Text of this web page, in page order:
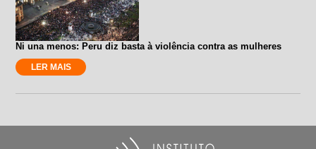
Ni una menos: Peru diz basta à violência contra as mulheres
LER MAIS